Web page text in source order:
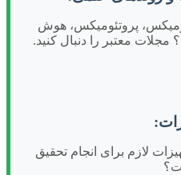
پروتئومیکس، هوش
معتبر را دنبال کنید.
لازم برای انجام تحقیق